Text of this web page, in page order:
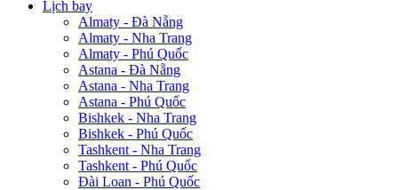
Lịch bay
Almaty - Đà Nẵng
Almaty - Nha Trang
Almaty - Phú Quốc
Astana - Đà Nẵng
Astana - Nha Trang
Astana - Phú Quốc
Bishkek - Nha Trang
Bishkek - Phú Quốc
Tashkent - Nha Trang
Tashkent - Phú Quốc
Đài Loan - Phú Quốc